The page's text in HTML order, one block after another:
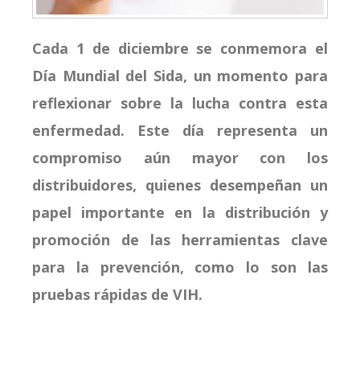
Cada 1 de diciembre se conmemora el
Día Mundial del Sida, un momento para
reflexionar sobre la lucha contra esta
enfermedad. Este día representa un
compromiso aún mayor con los
distribuidores, quienes desempeñan un
papel importante en la distribución y
promoción de las herramientas clave
para la prevención, como lo son las
pruebas rápidas de VIH.